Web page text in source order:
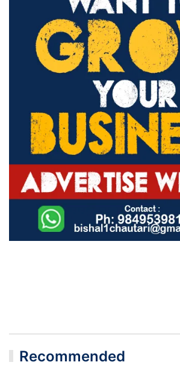
Recommended